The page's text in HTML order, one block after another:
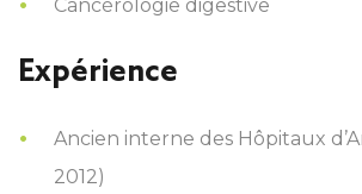
Cancérologie digestive
Expérience
Ancien interne des Hôpitaux
2012)